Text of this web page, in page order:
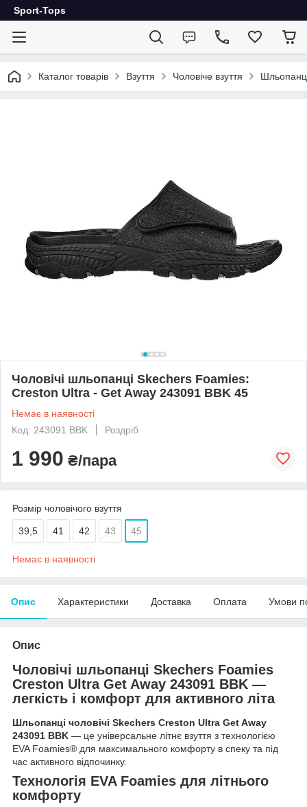
Sport-Tops
Каталог товарів Взуття Чоловіче взуття
Чоловічі шльопанці Skechers Foamies:
Creston Ultra - Get Away 243091 BBK 45
Немає в наявності
Код: 243091 BBK
Роздріб
1 990 ₴/пара
Розмір чоловічого взуття
39,5 41 42 43 45
Немає в наявності
Опис Характеристики Доставка Оплата Умови
Опис
Чоловічі шльопанці Skechers Foamies
Creston Ultra Get Away 243091 BBK —
легкість і комфорт для активного літа
Шльопанці чоловічі Skechers Creston Ultra Get Away
243091 BBK — це універсальне літнє взуття з технологією
EVA Foamies® для максимального комфорту в спеку та під
час активного відпочинку.
Технологія EVA Foamies для літнього
комфорту